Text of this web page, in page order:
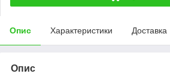
Опис Характеристики Доставка
Опис